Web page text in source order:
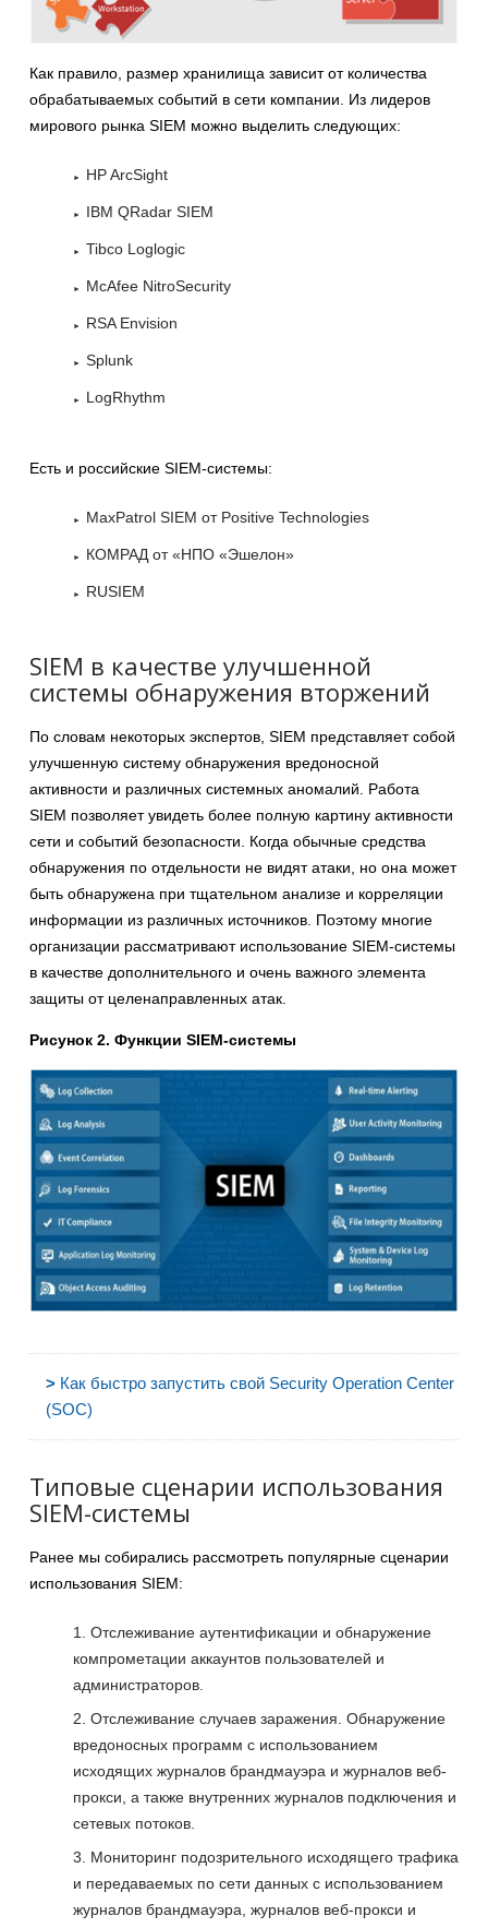
Как правило, размер хранилища зависит от количества
обрабатываемых событий в сети компании. Из лидеров
мирового рынка SIEM можно выделить следующих:
HP ArcSight
IBM QRadar SIEM
Tibco Loglogic
McAfee NitroSecurity
RSA Envision
Splunk
LogRhythm
Есть и российские SIEM-системы:
MaxPatrol SIEM от Positive Technologies
КОМРАД от «НПО «Эшелон»
RUSIEM
SIEM в качестве улучшенной
системы обнаружения вторжений
По словам некоторых экспертов, SIEM представляет собой
улучшенную систему обнаружения вредоносной
активности и различных системных аномалий. Работа
SIEM позволяет увидеть более полную картину активности
сети и событий безопасности. Когда обычные средства
обнаружения по отдельности не видят атаки, но она может
быть обнаружена при тщательном анализе и корреляции
информации из различных источников. Поэтому многие
организации рассматривают использование SIEM-системы
в качестве дополнительного и очень важного элемента
защиты от целенаправленных атак.
Рисунок 2. Функции SIEM-системы
> Как быстро запустить свой Security Operation Center
(SOC)
Типовые сценарии использования
SIEM-системы
Ранее мы собирались рассмотреть популярные сценарии
использования SIEM:
Отслеживание аутентификации и обнаружение
компрометации аккаунтов пользователей и
администраторов.
Отслеживание случаев заражения. Обнаружение
вредоносных программ с использованием
исходящих журналов брандмауэра и журналов веб-
прокси, а также внутренних журналов подключения и
сетевых потоков.
Мониторинг подозрительного исходящего трафика
и передаваемых по сети данных с использованием
журналов брандмауэра, журналов веб-прокси и